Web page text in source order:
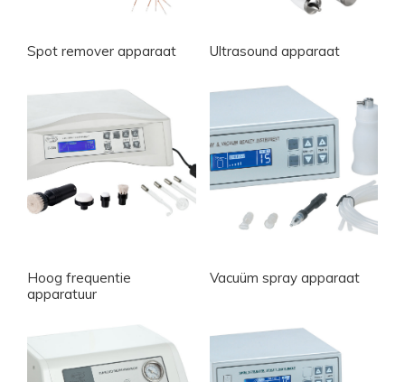
Spot remover apparaat Ultrasound apparaat
Hoog frequentie
apparatuur
Vacuüm spray apparaat